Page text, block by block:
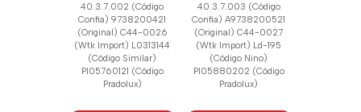
40.3.7.002 (Código
Confia) 9738200421
(Original) C44-0026
(Wtk Import) L0313144
(Código Similar)
Pl05760121 (Código
Pradolux)
40.3.7.003 (Código
Confia) A9738200521
(Original) C44-0027
(Wtk Import) Ld-195
(Código Nino)
Pl05880202 (Código
Pradolux)